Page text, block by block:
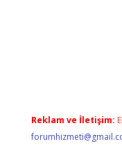
Reklam ve İletişim: